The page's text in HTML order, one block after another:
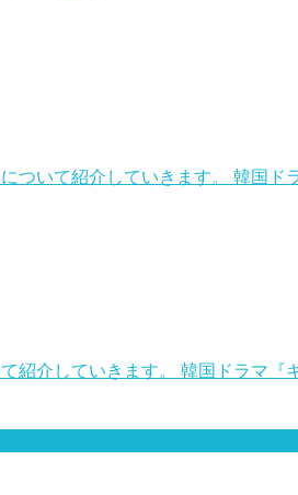
ついて紹介していきます。 韓国
紹介していきます。 韓国ドラマ